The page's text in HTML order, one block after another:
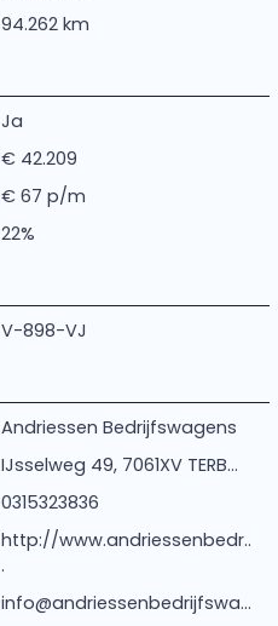
94.262 km
Ja
€ 42.209
€ 67 p/m
22%
V-898-VJ
Andriessen Bedrijfswagens
IJsselweg 49, 7061XV TERB...
0315323836
http://www.andriessenbedr..
.
info@andriessenbedrijfswa...